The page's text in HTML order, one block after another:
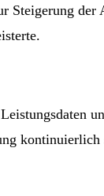
Steigerung der
kontinuierlich